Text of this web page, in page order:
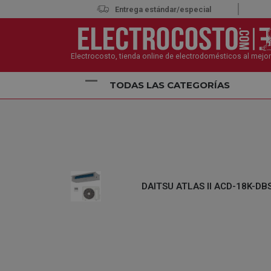
Entrega estándar/especial
Electrocosto, tienda online de electrodomésticos al
TODAS LAS CATEGORÍAS
DAITSU ATLAS II ACD-18K-